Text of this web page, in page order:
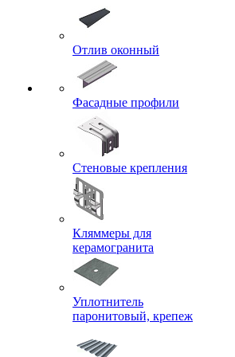
Отлив оконный
Фасадные профили
Стеновые крепления
Кляммеры для
керамогранита
Уплотнитель
паронитовый, крепеж